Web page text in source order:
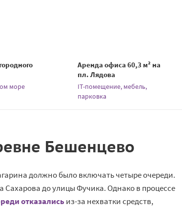
море
Аренда офиса 60,3 м² на
пл. Лядова
IT-помещение, мебель,
парковка
Бешенцево
должно было включать четыре очереди.
Сахарова до улицы Фучика. Однако в процессе
отказались из-за нехватки средств,